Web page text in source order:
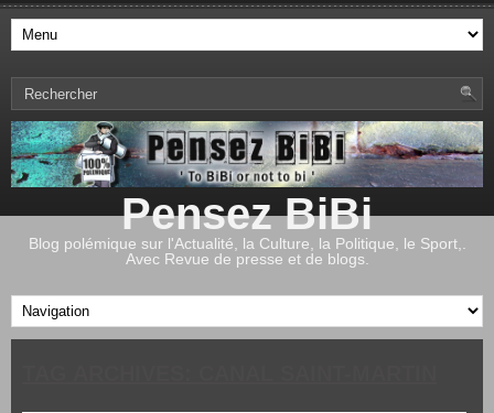
Pensez BiBi
Blog polémique sur l'Actualité, la Culture, la Politique, le Sport,.
Avec Revue de presse et de blogs.